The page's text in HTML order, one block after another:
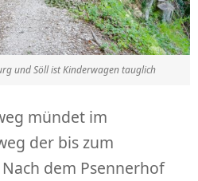
und Söll ist Kinderwagen tauglich
mündet im
der bis zum
dem Psennerhof